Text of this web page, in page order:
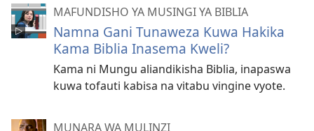
MAFUNDISHO YA MUSINGI YA BIBLIA
Namna Gani Tunaweza Kuwa Hakika
Kama Biblia Inasema Kweli?
Kama ni Mungu aliandikisha Biblia, inapaswa
kuwa tofauti kabisa na vitabu vingine vyote.
MUNARA WA MULINZI